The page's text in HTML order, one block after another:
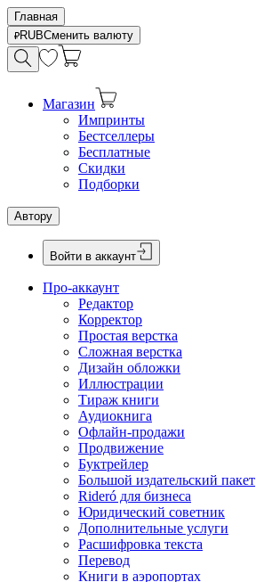
Главная
RUBСменить валюту
Магазин
Импринты
Бестселлеры
Бесплатные
Скидки
Подборки
Автору
Войти в аккаунт
Про-аккаунт
Редактор
Корректор
Простая верстка
Сложная верстка
Дизайн обложки
Иллюстрации
Тираж книги
Аудиокнига
Офлайн-продажи
Продвижение
Буктрейлер
Большой издательский пакет
Rideró для бизнеса
Юридический советник
Дополнительные услуги
Расшифровка текста
Перевод
Книги в аэропортах